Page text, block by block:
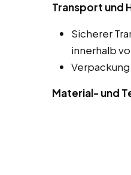
Transport und
Sicherer
innerhalb
Material- und